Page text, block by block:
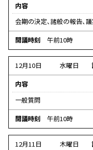
内容
会期の決定、諸般の報告、
開議時刻
午前10時
12月10日 水曜日
内容
一般質問
開議時刻
午前10時
12月11日 木曜日